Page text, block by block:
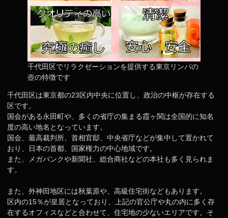
千代田区でリラクゼーションを提供する東京リンパの
壺の特徴です
千代田区は東京都の23区内中央に位置し、政治の中枢が存在する
区です。
国会がある永田町や、多くの省庁の集まる霞ヶ関は全国的に知名
度の高い地名となっています。
国会、最高裁判所、首相官邸、中央省庁などが集中して置かれて
おり、日本の首都、国家権力の中心地域です。
また、メガバンクや新聞社、総合商社などの本社も多く見られま
す。
また、外神田地区には秋葉原や、高級住宅街などもあります。
区内の15％が皇居となっており、上記の官公庁や丸の内に多く存
在するオフィスなどと合わせて、住宅地の少ないエリアです。そ